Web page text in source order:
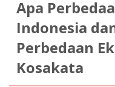
Apa
Indonesia
Perbedaan
Kosakata